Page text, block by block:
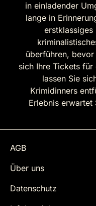
in einladender
lange in
erstklassiges
überführen,
sich Ihre Tickets für
lassen Sie
Krimidinners
Erlebnis erwartet
AGB
Über uns
Datenschutz